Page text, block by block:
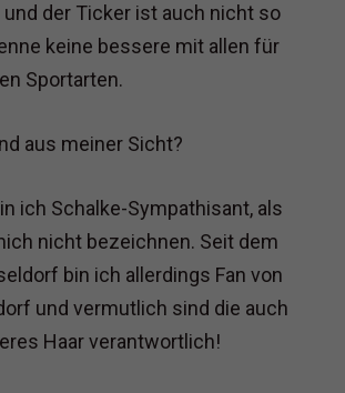
der Ticker ist auch nicht so
keine bessere mit allen für
Sportarten.
aus meiner Sicht?
ich Schalke-Sympathisant, als
nicht bezeichnen. Seit dem
bin ich allerdings Fan von
und vermutlich sind die auch
Haar verantwortlich!